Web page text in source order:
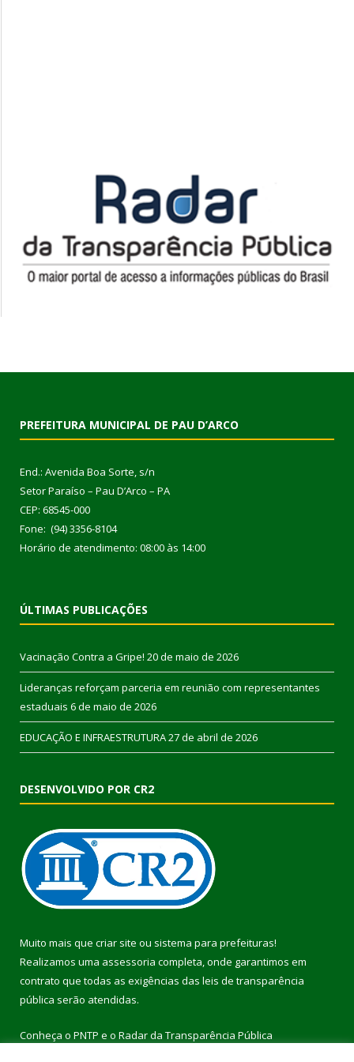
PREFEITURA MUNICIPAL DE PAU D’ARCO
End.: Avenida Boa Sorte, s/n
Setor Paraíso – Pau D’Arco – PA
CEP: 68545-000
Fone: (94) 3356-8104
Horário de atendimento: 08:00 às 14:00
ÚLTIMAS PUBLICAÇÕES
Vacinação Contra a Gripe! 20 de maio de 2026
Lideranças reforçam parceria em reunião com representantes
estaduais 6 de maio de 2026
EDUCAÇÃO E INFRAESTRUTURA27 de abril de 2026
DESENVOLVIDO POR CR2
Muito mais que criar site ou sistema para prefeituras!
Realizamos uma assessoria completa, onde garantimos em
contrato que todas as exigências das leis de transparência
pública serão atendidas.
Conheça o PNTP e o Radar da Transparência Pública